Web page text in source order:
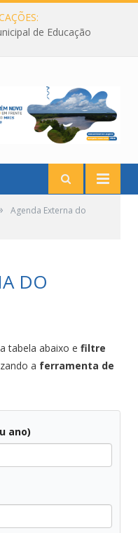
de Educação
Agenda Externa do
DO
tabela abaixo e filtre
a ferramenta de
ano)